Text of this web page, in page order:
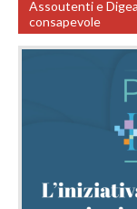
Assoutenti e
consapevole